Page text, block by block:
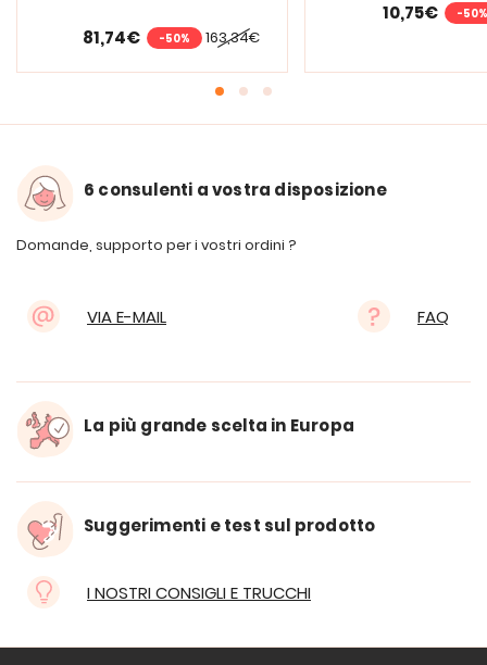
163,34€
81,74€ -50%
10,75€ -50%
6 consulenti a vostra disposizione
Domande, supporto per i vostri ordini ?
VIA E-MAIL FAQ
La più grande scelta in Europa
Suggerimenti e test sul prodotto
I NOSTRI CONSIGLI E TRUCCHI